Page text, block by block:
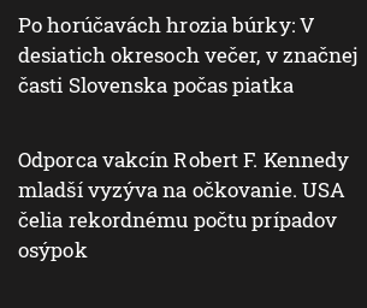
Po horúčavách hrozia búrky: V
desiatich okresoch večer, v značnej
časti Slovenska počas piatka
Odporca vakcín Robert F. Kennedy
mladší vyzýva na očkovanie. USA
čelia rekordnému počtu prípadov
osýpok